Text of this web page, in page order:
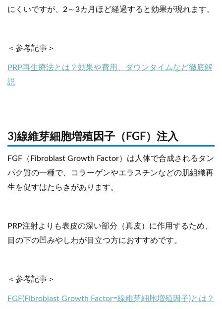
にくいですが、2～3カ月ほど経過すると効果が現れます。
＜参考記事＞
PRP再生療法とは？効果や費用、ダウンタイムなど徹底解
説
3)線維芽細胞増殖因子（FGF）注入
FGF（Fibroblast Growth Factor）は人体で合成されるタン
パク質の一種で、コラーゲンやエラスチンなどの肌組織再
生を促すはたらきがあります。
PRP注射よりも表皮の深い部分（真皮）に作用するため、
目の下の凹みやしわが目立つ方におすすめです。
＜参考記事＞
FGF(Fibroblast Growth Factor=線維芽細胞増殖因子)とは？